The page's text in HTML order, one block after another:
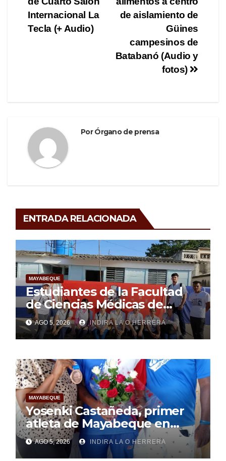
o
o
m
de
entradas
de aislamiento de
Güines
campesinos de
Batabanó (Audio y
fotos)
Internacional La
Tecla (+ Audio)
PorÓrgano de prensa
ENTRADA RELACIONADA
MAYABEQUE
Estudiantes de la Facultad
de Ciencias Médicas de
Mayabeque realizan
pesquisa
AGO 5, 2026 INDIRA LA O HERRERA
MAYABEQUE
Yosenki Castañeda, primer
atleta de Mayabeque en
subir al podio
centroamericano
AGO 5, 2026 INDIRA LA O HERRERA